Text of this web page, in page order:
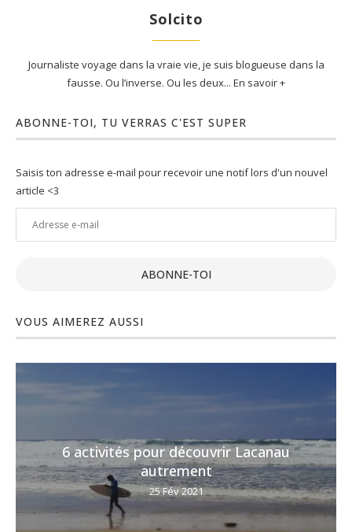
Solcito
Journaliste voyage dans la vraie vie, je suis blogueuse dans la
fausse. Ou l’inverse. Ou les deux... En savoir +
ABONNE-TOI, TU VERRAS C'EST SUPER
Saisis ton adresse e-mail pour recevoir une notif lors d'un nouvel
article <3
Adresse
e-
ABONNE-TOI
VOUS AIMEREZ AUSSI
6 activités pour découvrir Lacanau
autrement
25 Fév 2021